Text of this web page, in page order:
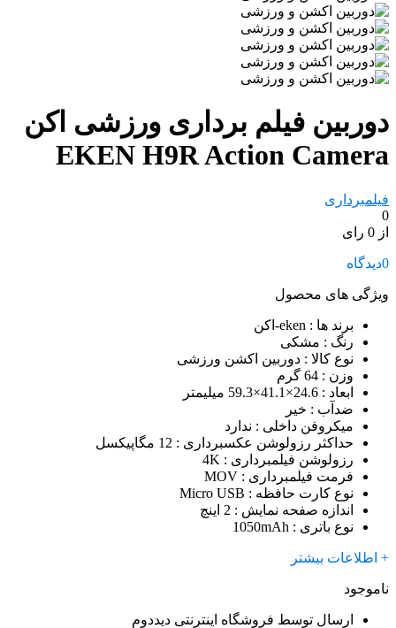
دوربین فیلم برداری ورزشی اکن
EKEN H9R Action Camera
فیلمبرداری
0
از 0 رای
0دیدگاه
ویژگی های محصول
برند ها : eken-اکن
رنگ : مشکی
نوع کالا : دوربین اکشن ورزشی
وزن : 64 گرم
ابعاد : 24.6×41.1×59.3 میلیمتر
ضدآب : خیر
میکروفن داخلی : ندارد
حداکثر رزولوشن عکسبرداری : 12 مگاپیکسل
رزولوشن فیلمبرداری : 4K
فرمت فیلمبرداری : MOV
نوع کارت حافظه : Micro USB
اندازه صفحه نمایش : 2 اینچ
نوع باتری : 1050mAh
+ اطلاعات بیشتر
ناموجود
ارسال توسط فروشگاه اینترنتی دیددوم